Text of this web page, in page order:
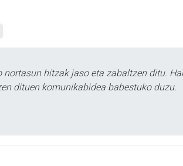
nortasun hitzak jaso eta zabaltzen ditu.
dituen komunikabidea babestuko duzu.